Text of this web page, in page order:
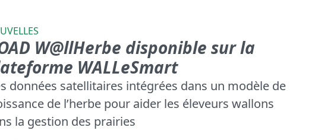
W@llHerbe disponible sur la
WALLeSmart
données satellitaires intégrées dans un modèle de
de l’herbe pour aider les éleveurs wallons
la gestion des prairies